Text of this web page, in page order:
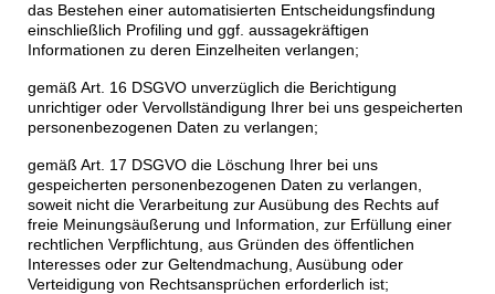
das Bestehen einer automatisierten Entscheidungsfindung
einschließlich Profiling und ggf. aussagekräftigen
Informationen zu deren Einzelheiten verlangen;
gemäß Art. 16 DSGVO unverzüglich die Berichtigung
unrichtiger oder Vervollständigung Ihrer bei uns gespeicherten
personenbezogenen Daten zu verlangen;
gemäß Art. 17 DSGVO die Löschung Ihrer bei uns
gespeicherten personenbezogenen Daten zu verlangen,
soweit nicht die Verarbeitung zur Ausübung des Rechts auf
freie Meinungsäußerung und Information, zur Erfüllung einer
rechtlichen Verpflichtung, aus Gründen des öffentlichen
Interesses oder zur Geltendmachung, Ausübung oder
Verteidigung von Rechtsansprüchen erforderlich ist;